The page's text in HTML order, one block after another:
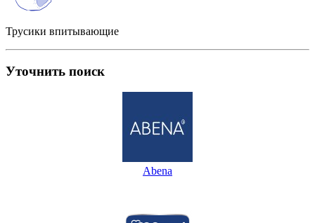
Трусики впитывающие
Уточнить поиск
Abena